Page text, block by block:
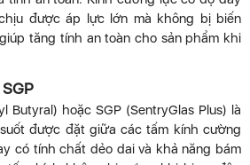
được áp lực lớn mà không bị biến
tăng tính an toàn cho sản phẩm khi
Butyral) hoặc SGP (SentryGlas Plus) là
được đặt giữa các tấm kính cường
có tính chất dẻo dai và khả năng bám